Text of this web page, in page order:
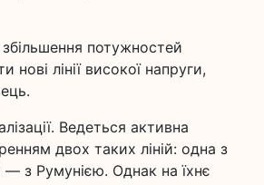
потужностей
нові лінії високої напруги,
Ведеться активна
двох таких ліній: одна з
з Румунією. Однак на їхнє